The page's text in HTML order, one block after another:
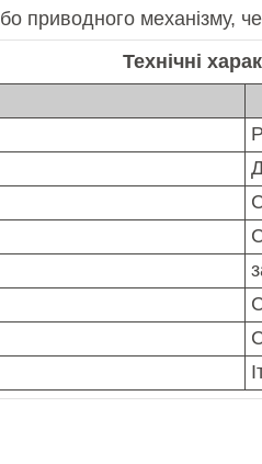
приводного механізму,
Технічні